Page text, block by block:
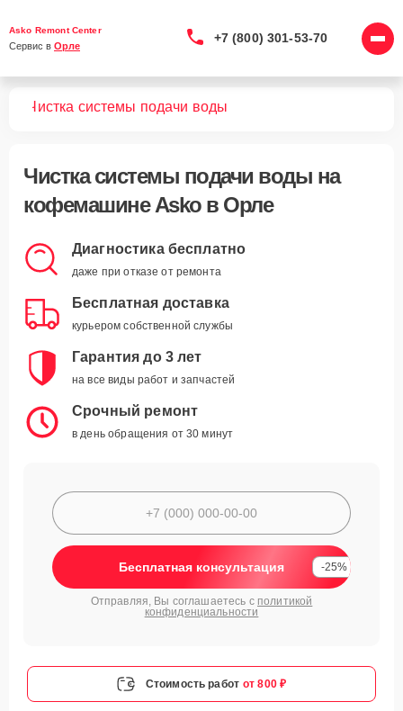
Asko Remont Center
Сервис в Орле
+7 (800) 301-53-70
Чистка системы подачи воды
Чистка системы подачи воды на
кофемашине Asko в Орле
Диагностика бесплатно
даже при отказе от ремонта
Бесплатная доставка
курьером собственной службы
Гарантия до 3 лет
на все виды работ и запчастей
Срочный ремонт
в день обращения от 30 минут
Бесплатная консультация -25%
Отправляя, Вы соглашаетесь с политикой
конфиденциальности
Стоимость работ от 800 ₽